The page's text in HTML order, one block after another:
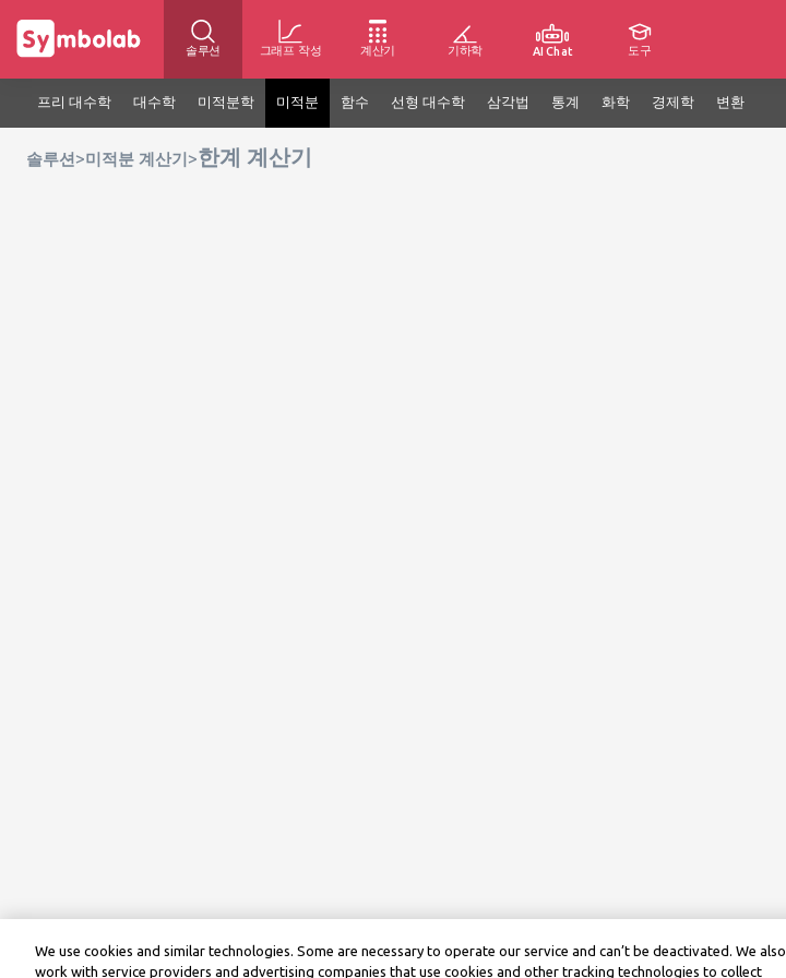
솔루션 그래프 작성 계산기 기하학 AI Chat 도구
프리 대수학 대수학 미적분학 미적분 함수 선형 대수학 삼각법 통계 화학 경제학 변환
솔루션 >미적분 계산기 >한계 계산기
We use cookies and similar technologies. Some are necessary to operate our service and can’t be deactivated. We also
work with service providers and advertising companies that use cookies and other tracking technologies to collect